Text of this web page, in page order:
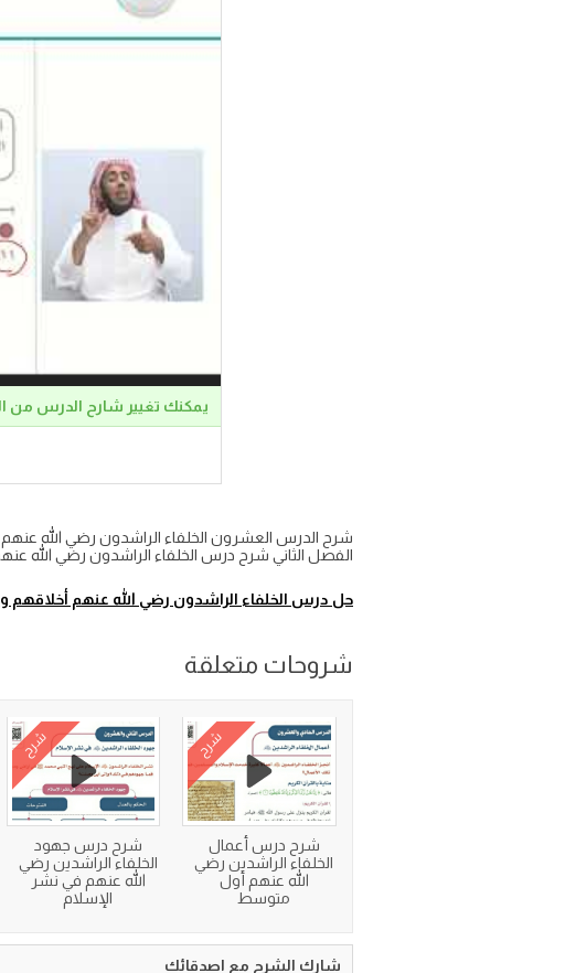
يمكنك تغيير شارح الدرس من
شرح الدرس العشرون الخلفاء الراشدون رضي الله
الفصل الثاني شرح درس الخلفاء الراشدون رضي الله عنهم
حل درس الخلفاء الراشدون رضي الله عنهم أخلاقهم
شروحات متعلقة
شرح
شرح درس أعمال
الخلفاء الراشدين رضي
الله عنهم أول
متوسط
شرح
شرح درس جهود
الخلفاء الراشدين رضي
الله عنهم في نشر
الإسلام
شارك الشرح مع اصدقائك